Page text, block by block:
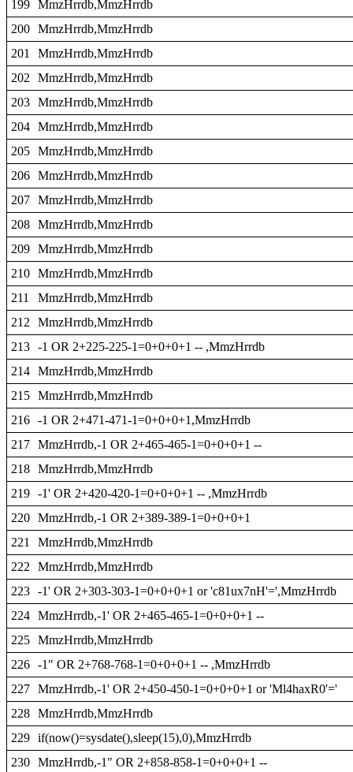
199 MmzHrrdb,MmzHrrdb
200 MmzHrrdb,MmzHrrdb
201
MmzHrrdb,MmzHrrdb
202
MmzHrrdb,MmzHrrdb
203 MmzHrrdb,MmzHrrdb
204 MmzHrrdb,MmzHrrdb
205 MmzHrrdb,MmzHrrdb
206 MmzHrrdb,MmzHrrdb
207 MmzHrrdb,MmzHrrdb
208 MmzHrrdb,MmzHrrdb
209 MmzHrrdb,MmzHrrdb
210 MmzHrrdb,MmzHrrdb
211
MmzHrrdb,MmzHrrdb
212
MmzHrrdb,MmzHrrdb
213 -1 OR 2+225-225-1=0+0+0+1 -- ,MmzHrrdb
214 MmzHrrdb,MmzHrrdb
215 MmzHrrdb,MmzHrrdb
216 -1 OR 2+471-471-1=0+0+0+1,MmzHrrdb
217 MmzHrrdb,-1 OR 2+465-465-1=0+0+0+1 --
218 MmzHrrdb,MmzHrrdb
219 -1' OR 2+420-420-1=0+0+0+1 -- ,MmzHrrdb
220 MmzHrrdb,-1 OR 2+389-389-1=0+0+0+1
221
MmzHrrdb,MmzHrrdb
222
MmzHrrdb,MmzHrrdb
223 -1' OR 2+303-303-1=0+0+0+1 or 'c81ux7nH'=',MmzHrrdb
224 MmzHrrdb,-1' OR 2+465-465-1=0+0+0+1 --
225 MmzHrrdb,MmzHrrdb
226 -1" OR 2+768-768-1=0+0+0+1 -- ,MmzHrrdb
227 MmzHrrdb,-1' OR 2+450-450-1=0+0+0+1 or 'Ml4haxR0'='
228 MmzHrrdb,MmzHrrdb
229 if(now()=sysdate(),sleep(15),0),MmzHrrdb
230 MmzHrrdb,-1" OR 2+858-858-1=0+0+0+1 --